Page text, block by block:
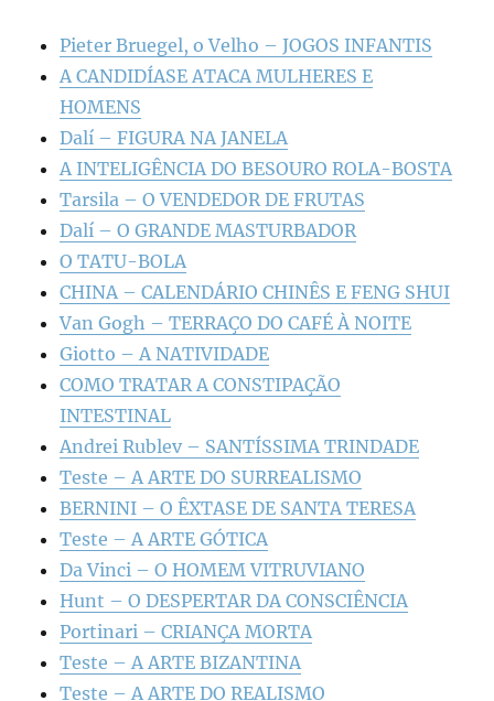
Pieter Bruegel, o Velho – JOGOS INFANTIS
A CANDIDÍASE ATACA MULHERES E
HOMENS
Dalí – FIGURA NA JANELA
A INTELIGÊNCIA DO BESOURO ROLA-BOSTA
Tarsila – O VENDEDOR DE FRUTAS
Dalí – O GRANDE MASTURBADOR
O TATU-BOLA
CHINA – CALENDÁRIO CHINÊS E FENG SHUI
Van Gogh – TERRAÇO DO CAFÉ À NOITE
Giotto – A NATIVIDADE
COMO TRATAR A CONSTIPAÇÃO
INTESTINAL
Andrei Rublev – SANTÍSSIMA TRINDADE
Teste – A ARTE DO SURREALISMO
BERNINI – O ÊXTASE DE SANTA TERESA
Teste – A ARTE GÓTICA
Da Vinci – O HOMEM VITRUVIANO
Hunt – O DESPERTAR DA CONSCIÊNCIA
Portinari – CRIANÇA MORTA
Teste – A ARTE BIZANTINA
Teste – A ARTE DO REALISMO